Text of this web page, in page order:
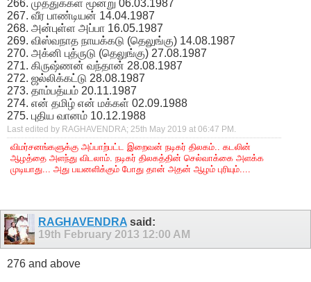
266. முத்துக்கள் மூன்று 06.03.1987
267. வீர பாண்டியன் 14.04.1987
268. அன்புள்ள அப்பா 16.05.1987
269. விஸ்வநாத நாயக்கடு (தெலுங்கு) 14.08.1987
270. அக்னி புத்ருடு (தெலுங்கு) 27.08.1987
271. கிருஷ்ணன் வந்தான் 28.08.1987
272. ஜல்லிக்கட்டு 28.08.1987
273. தாம்பத்யம் 20.11.1987
274. என் தமிழ் என் மக்கள் 02.09.1988
275. புதிய வானம் 10.12.1988
Last edited by RAGHAVENDRA; 25th May 2019 at 06:47 PM .
விமர்சனங்களுக்கு அப்பாற்பட்ட இறைவன் நடிகர் திலகம்.. கடலின்
ஆழத்தை அளந்து விடலாம். நடிகர் திலகத்தின் செல்வாக்கை அளக்க
முடியாது... அது பயனளிக்கும் போது தான் அதன் ஆழம் புரியும்....
RAGHAVENDRA said:
19th February 2013 12:00 AM
276 and above